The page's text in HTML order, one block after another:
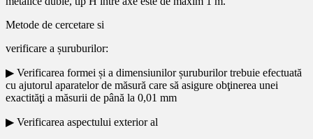
Metode de cercetare si
verificare a șuruburilor:
▶ Verificarea formei și a dimensiunilor șuruburilor trebuie efectuată
cu ajutorul aparatelor de măsură care să asigure obţinerea unei
exactităţi a măsurii de până la 0,01 mm
▶ Verificarea aspectului exterior al